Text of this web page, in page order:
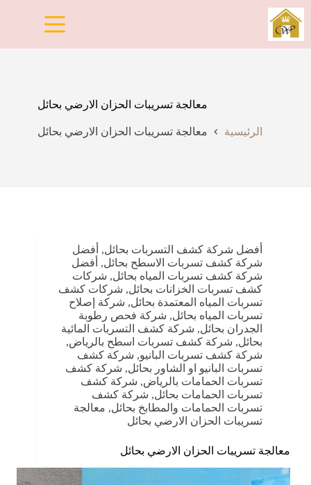
التجاوز
إلى
المحتوى
معالجة تسريبات الحزان الارضي بحائل
الرئيسية معالجة تسريبات الحزان الارضي بحائل
أفضل شركة كشف التسربات بحائل, أفضل
شركة كشف تسربات الاسطح بحائل, أفضل
شركة كشف تسربات المياه بحائل, شركات
كشف تسربات الخزانات بحائل, شركات كشف
تسربات المياه المعتمدة بحائل, شركة إصلاح
تسربات المياه بحائل, شركة فحص رطوبة
الجدران بحائل, شركة كشف التسربات المائية
بحائل, شركة كشف تسربات اسطح بالرياض,
شركة كشف تسربات البانيو, شركة كشف
تسربات البانيو او الشاور بحائل, شركة كشف
تسربات الحمامات بالرياض, شركة كشف
تسربات الحمامات بحائل, شركة كشف
تسربات الحمامات والمطابخ بحائل, معالجة
تسريبات الحزان الارضي بحائل
معالجة تسريبات الحزان الارضي بحائل